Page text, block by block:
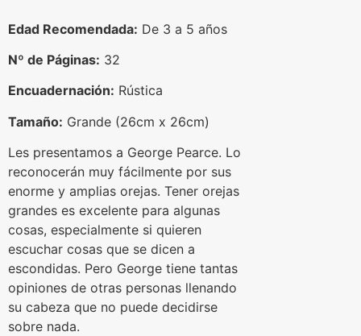
Edad Recomendada: De 3 a 5 años
Nº de Páginas: 32
Encuadernación: Rústica
Tamaño: Grande (26cm x 26cm)
Les presentamos a George Pearce. Lo
reconocerán muy fácilmente por sus
enorme y amplias orejas. Tener orejas
grandes es excelente para algunas
cosas, especialmente si quieren
escuchar cosas que se dicen a
escondidas. Pero George tiene tantas
opiniones de otras personas llenando
su cabeza que no puede decidirse
sobre nada.